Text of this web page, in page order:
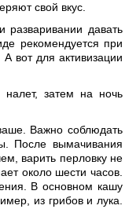
свой вкус.
разваривании давать
рекомендуется при
вот для активизации
затем на ночь
Важно соблюдать
После вымачивания
варить перловку не
около шести часов.
В основном кашу
из грибов и лука.